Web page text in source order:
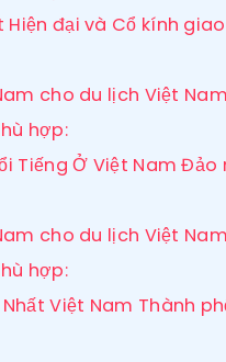
Hiện đại và Cổ kính
cho du lịch Việt
hợp:
Tiếng Ở Việt Nam
cho du lịch Việt
hợp:
Việt Nam Thành